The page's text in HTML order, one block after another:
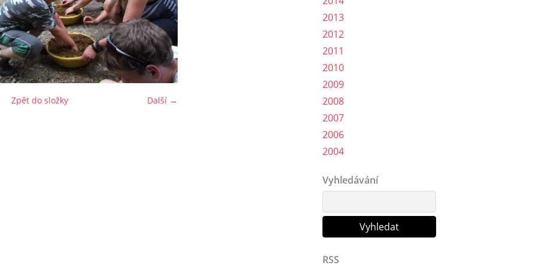
Další →
Zpět do složky
2013
2012
2011
2010
2009
2008
2007
2006
2004
Vyhledávání
RSS